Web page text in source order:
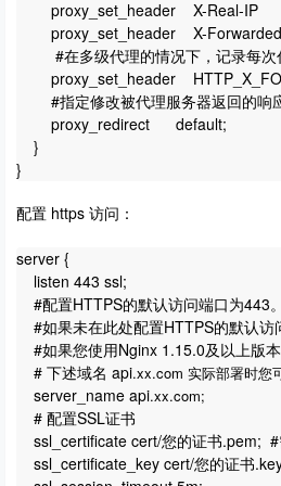
proxy_set_header X-Real-IP
proxy_set_header
X-
#在多级代理的情况下，记录每
proxy_set_header
#指定修改被代理服务器返回的
proxy_redirect
default;
}
}
配置 https 访问：
server {
listen 443 ssl;
#配置HTTPS的默认访问端口为443。
#如果未在此处配置HTTPS的默认
#如果您使用Nginx 1.15.0及以上版
# 下述域名 api.xx.com 实际部署时您
server_name api.xx.com;
# 配置SSL证书
ssl_certificate cert/您的证书.pem;
ssl_certificate_key cert/您的证书